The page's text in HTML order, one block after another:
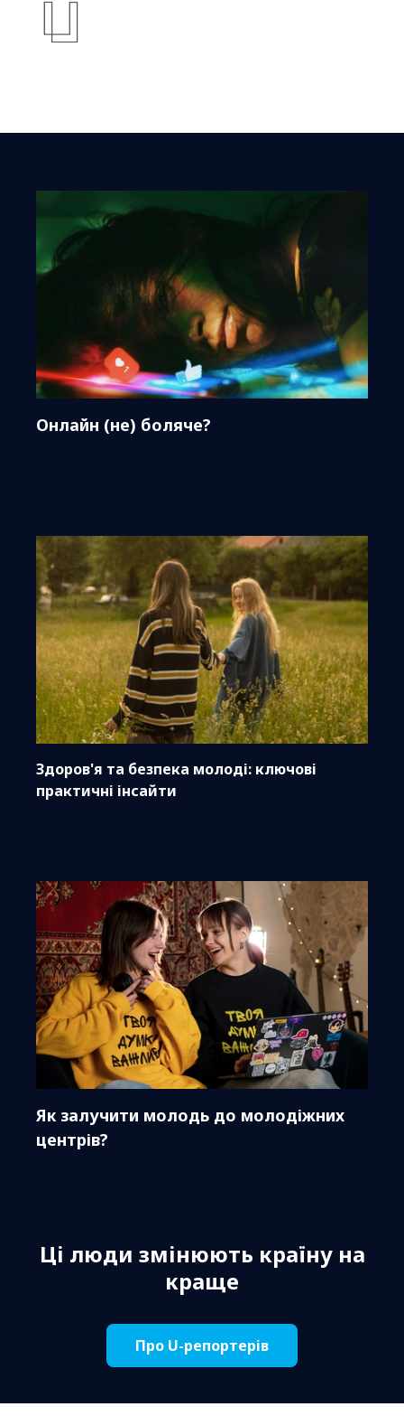
Онлайн (не) боляче?
Здоров'я та безпека молоді: ключові
практичні інсайти
Як залучити молодь до молодіжних
центрів?
Ці люди змінюють країну на
краще
Про U-репортерів